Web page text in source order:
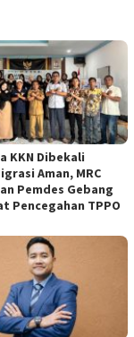
KKN Dibekali
Aman, MRC
Pemdes Gebang
Pencegahan TPPO